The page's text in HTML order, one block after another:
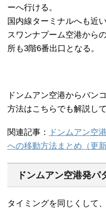
ーへ行ける。
国内線ターミナルへも近
スワンナプーム空港から
所も3階6番出口となる。
ドンムアン空港からバン
方法はこちらでも解説して
関連記事：
ドンムアン空
への移動方法まとめ（更新
ドンムアン空港発
タイミングを同じくして